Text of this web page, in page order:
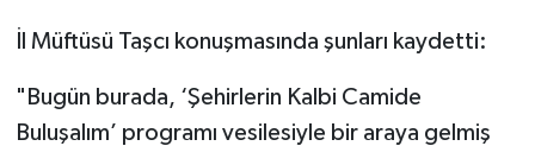
İl Müftüsü Taşcı konuşmasında şunları kaydetti:
"Bugün burada, ‘Şehirlerin Kalbi Camide
Buluşalım’ programı vesilesiyle bir araya gelmiş
Denizli Müftülüğü
Diyarbakır Müftülüğü
Diyanet TV
İhtida Haberleri